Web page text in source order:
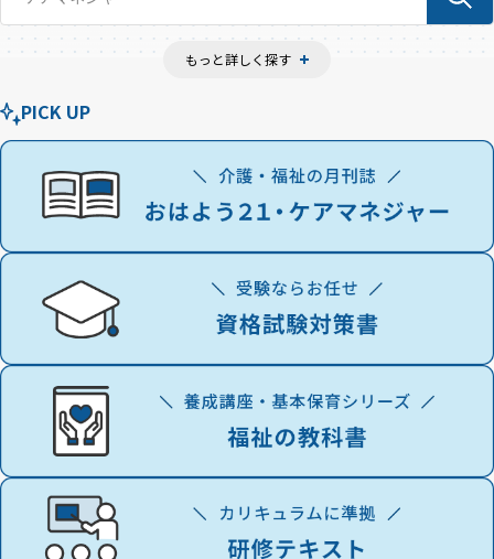
もっと詳しく探す
PICK UP